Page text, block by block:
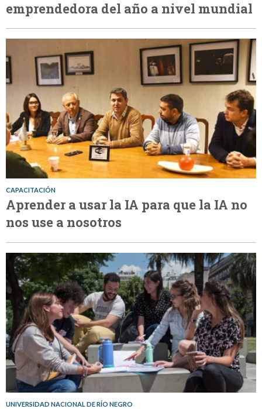
emprendedora del año a nivel mundial
CAPACITACIÓN
Aprender a usar la IA para que la IA no
nos use a nosotros
UNIVERSIDAD NACIONAL DE RÍO NEGRO